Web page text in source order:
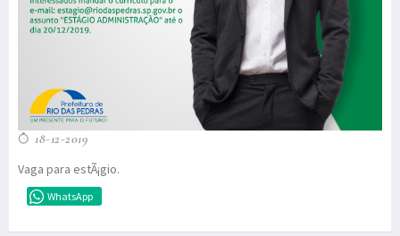
18-12-2019
Vaga para estÃ¡gio.
WhatsApp